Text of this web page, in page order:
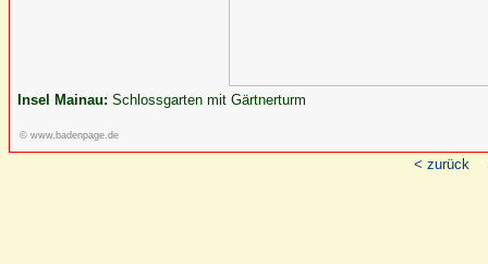
Insel Mainau: Schlossgarten mit Gärtnerturm
© www.badenpage.de
< zurück